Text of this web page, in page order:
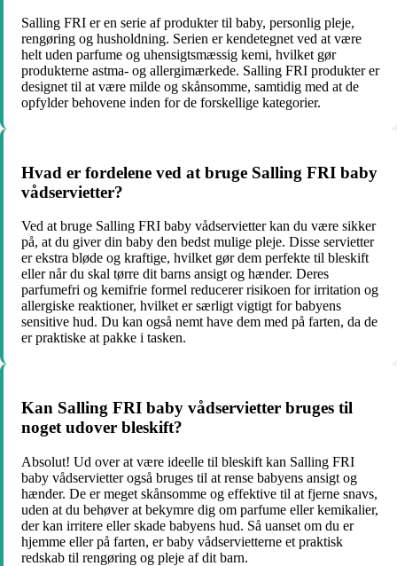
Salling FRI er en serie af produkter til baby, personlig pleje,
rengøring og husholdning. Serien er kendetegnet ved at være
helt uden parfume og uhensigtsmæssig kemi, hvilket gør
produkterne astma- og allergimærkede. Salling FRI produkter er
designet til at være milde og skånsomme, samtidig med at de
opfylder behovene inden for de forskellige kategorier.
Hvad er fordelene ved at bruge Salling FRI baby
vådservietter?
Ved at bruge Salling FRI baby vådservietter kan du være sikker
på, at du giver din baby den bedst mulige pleje. Disse servietter
er ekstra bløde og kraftige, hvilket gør dem perfekte til bleskift
eller når du skal tørre dit barns ansigt og hænder. Deres
parfumefri og kemifrie formel reducerer risikoen for irritation og
allergiske reaktioner, hvilket er særligt vigtigt for babyens
sensitive hud. Du kan også nemt have dem med på farten, da de
er praktiske at pakke i tasken.
Kan Salling FRI baby vådservietter bruges til
noget udover bleskift?
Absolut! Ud over at være ideelle til bleskift kan Salling FRI
baby vådservietter også bruges til at rense babyens ansigt og
hænder. De er meget skånsomme og effektive til at fjerne snavs,
uden at du behøver at bekymre dig om parfume eller kemikalier,
der kan irritere eller skade babyens hud. Så uanset om du er
hjemme eller på farten, er baby vådservietterne et praktisk
redskab til rengøring og pleje af dit barn.